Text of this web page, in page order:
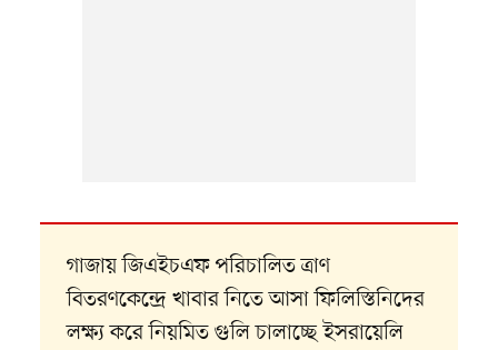
গাজায় জিএইচএফ পরিচালিত ত্রাণ
বিতরণকেন্দ্রে খাবার নিতে আসা ফিলিস্তিনিদের
লক্ষ্য করে নিয়মিত গুলি চালাচ্ছে ইসরায়েলি